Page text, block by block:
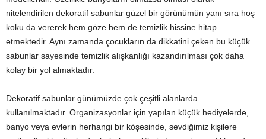
nitelendirilen dekoratif sabunlar güzel bir görünümün yanı sıra hoş
koku da vererek hem göze hem de temizlik hissine hitap
etmektedir. Aynı zamanda çocukların da dikkatini çeken bu küçük
sabunlar sayesinde temizlik alışkanlığı kazandırılması çok daha
kolay bir yol almaktadır.
Dekoratif sabunlar günümüzde çok çeşitli alanlarda
kullanılmaktadır. Organizasyonlar için yapılan küçük hediyelerde,
banyo veya evlerin herhangi bir köşesinde, sevdiğimiz kişilere